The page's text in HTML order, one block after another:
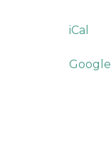
iCal
Google